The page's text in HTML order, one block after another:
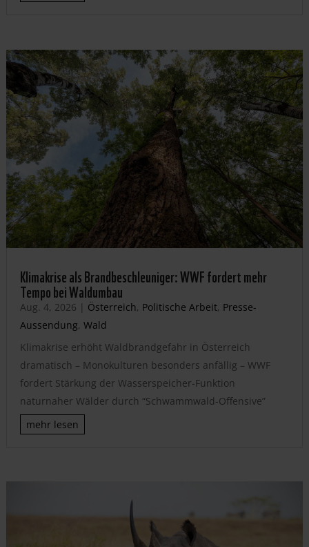
Klimakrise als Brandbeschleuniger: WWF fordert mehr
Tempo bei Waldumbau
Aug. 4, 2026 | Österreich, Politische Arbeit, Presse-
Aussendung, Wald
Klimakrise erhöht Waldbrandgefahr in Österreich
dramatisch – Monokulturen besonders anfällig – WWF
fordert Stärkung der Wasserspeicher-Funktion
naturnaher Wälder durch “Schwammwald-Offensive”
mehr lesen